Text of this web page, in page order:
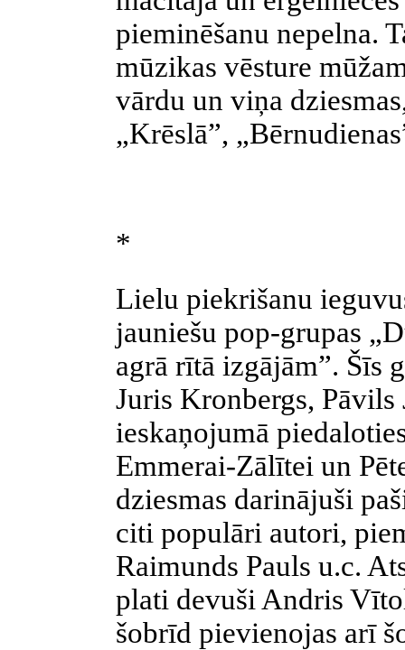
pieminēšanu nepelna.
mūzikas vēsture
vārdu un viņa
„Krēslā”,
*
Lielu piekrišanu
jauniešu pop-grupas
agrā rītā izgājām”. Šīs
Juris Kronbergs, Pāvils
ieskaņojumā
Emmerai-Zālītei un
dziesmas darinājuši
citi populāri autori,
Raimunds Pauls u.c.
plati devuši Andris
šobrīd pievienojas arī